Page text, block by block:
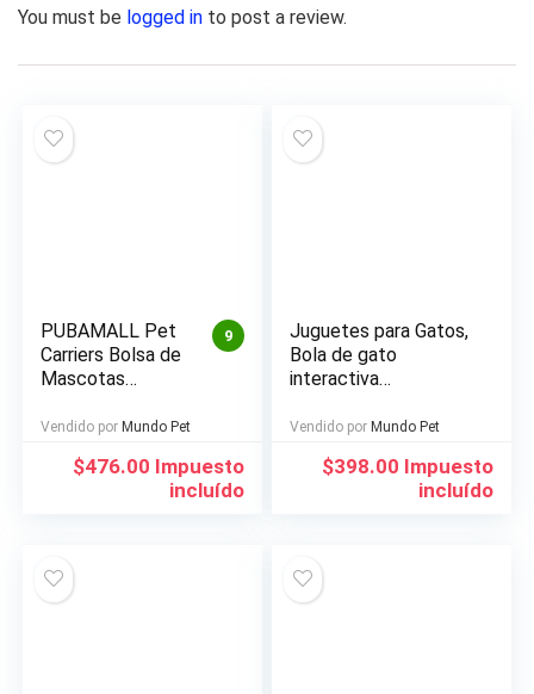
You must be logged in to post a review.
9
PUBAMALL Pet
Carriers Bolsa de
Mascotas
para Perros y
Vendido por Mundo Pet
$476.00 Impuesto
incluído
Juguetes para Gatos,
Bola de gato
interactiva
VersiÓN 360 Grados
Juguete de Mascota
Recargable USB, Luz
Vendido por Mundo Pet
$398.00 Impuesto
incluído